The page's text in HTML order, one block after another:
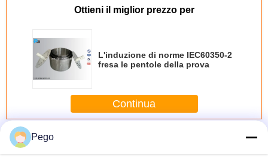
Ottieni il miglior prezzo per
L'induzione di norme IEC60350-2
fresa le pentole della prova
Continua
PiùNavi del fornello di induzione
Pego